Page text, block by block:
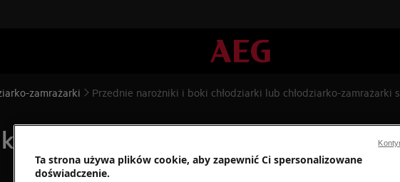
zamrażarki Przednie narożniki i boki chłodziarki lub chłodziarko-zamrażarki
i boki chłodziarki lub chłodziarko-
Ta strona używa plików cookie, aby zapewnić Ci spersonalizowane
doświadczenie.